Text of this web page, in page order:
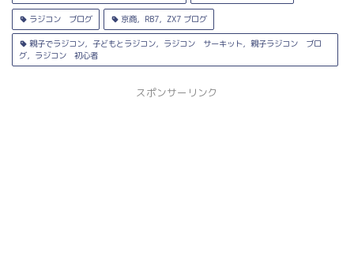
ラジコン ブログ 京商，RB7，ZX7 ブログ
親子でラジコン，子どもとラジコン，ラジコン サーキット，親子ラジコン ブロ
グ，ラジコン 初心者
スポンサーリンク